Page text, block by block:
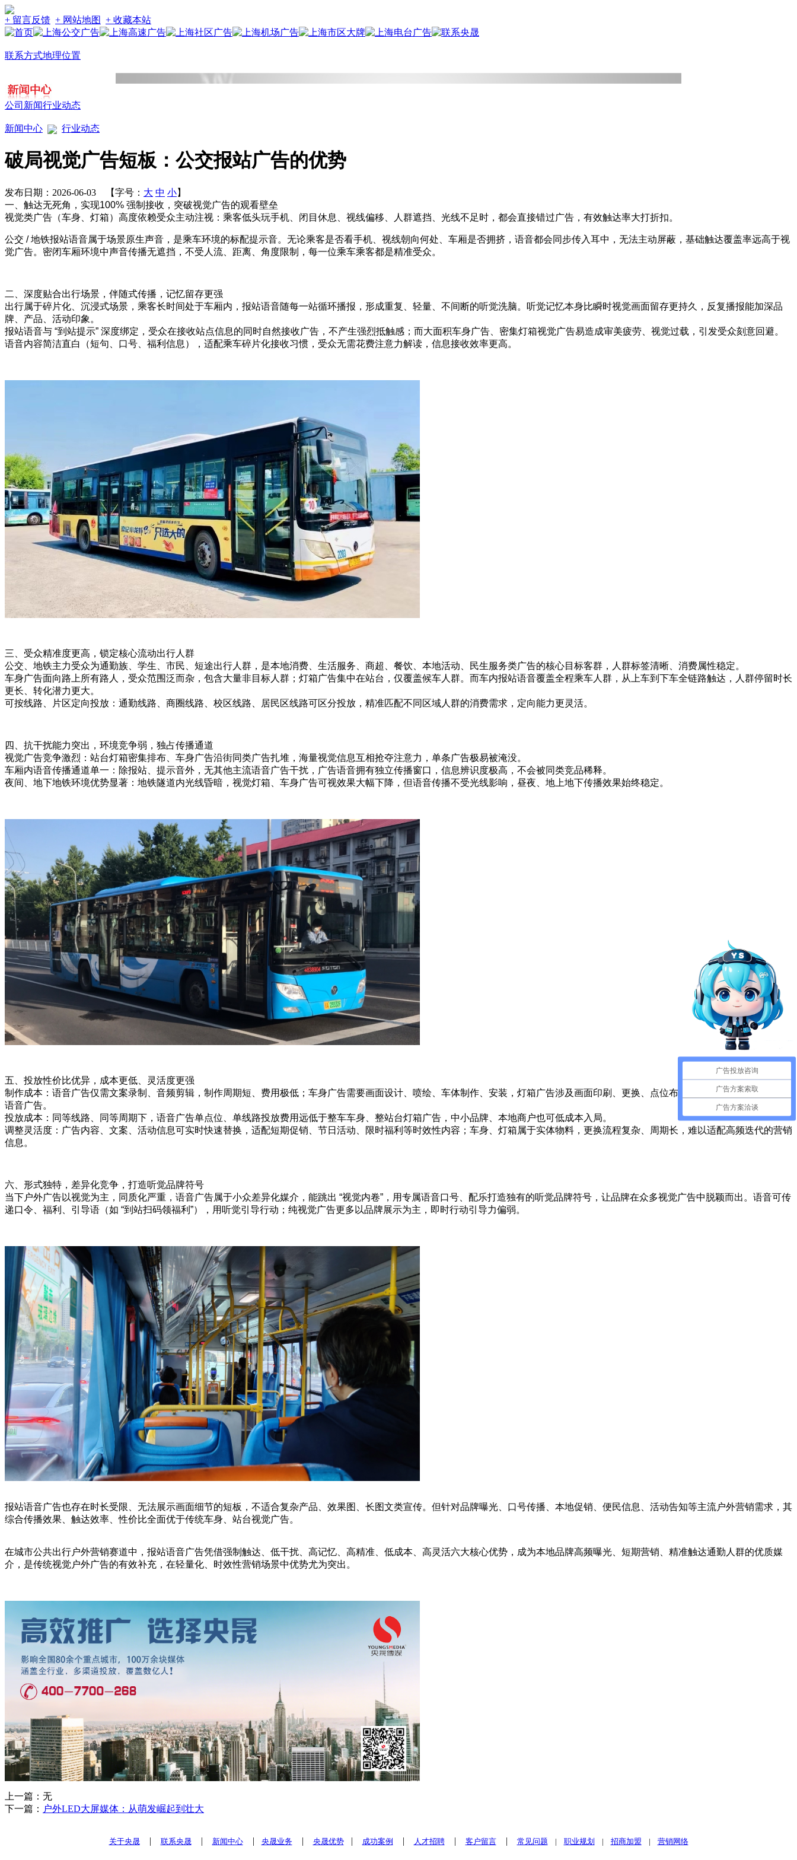
+ 留言反馈 + 网站地图 + 收藏本站
联系方式地理位置
公司新闻行业动态
新闻中心 行业动态
破局视觉广告短板：公交报站广告的优势
发布日期：2026-06-03 【字号： 大 中 小】
一、触达无死角，实现100% 强制接收，突破视觉广告的观看壁垒
视觉类广告（车身、灯箱）高度依赖受众主动注视：乘客低头玩手机、闭目休息、视线偏移、人群遮挡、光线不足时，都会直接错过广告，有效触达率大打折扣。
公交 / 地铁报站语音属于场景原生声音，是乘车环境的标配提示音。无论乘客是否看手机、视线朝向何处、车厢是否拥挤，语音都会同步传入耳中，无法主动屏蔽，基础触达覆盖率远高于视
觉广告。密闭车厢环境中声音传播无遮挡，不受人流、距离、角度限制，每一位乘车乘客都是精准受众。
二、深度贴合出行场景，伴随式传播，记忆留存更强
出行属于碎片化、沉浸式场景，乘客长时间处于车厢内，报站语音随每一站循环播报，形成重复、轻量、不间断的听觉洗脑。听觉记忆本身比瞬时视觉画面留存更持久，反复播报能加深品
牌、产品、活动印象。
报站语音与 “到站提示” 深度绑定，受众在接收站点信息的同时自然接收广告，不产生强烈抵触感；而大面积车身广告、密集灯箱视觉广告易造成审美疲劳、视觉过载，引发受众刻意回避。
语音内容简洁直白（短句、口号、福利信息），适配乘车碎片化接收习惯，受众无需花费注意力解读，信息接收效率更高。
三、受众精准度更高，锁定核心流动出行人群
公交、地铁主力受众为通勤族、学生、市民、短途出行人群，是本地消费、生活服务、商超、餐饮、本地活动、民生服务类广告的核心目标客群，人群标签清晰、消费属性稳定。
车身广告面向路上所有路人，受众范围泛而杂，包含大量非目标人群；灯箱广告集中在站台，仅覆盖候车人群。而车内报站语音覆盖全程乘车人群，从上车到下车全链路触达，人群停留时长
更长、转化潜力更大。
可按线路、片区定向投放：通勤线路、商圈线路、校区线路、居民区线路可区分投放，精准匹配不同区域人群的消费需求，定向能力更灵活。
四、抗干扰能力突出，环境竞争弱，独占传播通道
视觉广告竞争激烈：站台灯箱密集排布、车身广告沿街同类广告扎堆，海量视觉信息互相抢夺注意力，单条广告极易被淹没。
车厢内语音传播通道单一：除报站、提示音外，无其他主流语音广告干扰，广告语音拥有独立传播窗口，信息辨识度极高，不会被同类竞品稀释。
夜间、地下地铁环境优势显著：地铁隧道内光线昏暗，视觉灯箱、车身广告可视效果大幅下降，但语音传播不受光线影响，昼夜、地上地下传播效果始终稳定。
五、投放性价比优异，成本更低、灵活度更强
制作成本：语音广告仅需文案录制、音频剪辑，制作周期短、费用极低；车身广告需要画面设计、喷绘、车体制作、安装，灯箱广告涉及画面印刷、更换、点位布置，制作与落地成本远高于
语音广告。
投放成本：同等线路、同等周期下，语音广告单点位、单线路投放费用远低于整车车身、整站台灯箱广告，中小品牌、本地商户也可低成本入局。
调整灵活度：广告内容、文案、活动信息可实时快速替换，适配短期促销、节日活动、限时福利等时效性内容；车身、灯箱属于实体物料，更换流程复杂、周期长，难以适配高频迭代的营销
信息。
六、形式独特，差异化竞争，打造听觉品牌符号
当下户外广告以视觉为主，同质化严重，语音广告属于小众差异化媒介，能跳出 “视觉内卷”，用专属语音口号、配乐打造独有的听觉品牌符号，让品牌在众多视觉广告中脱颖而出。语音可传
递口令、福利、引导语（如 “到站扫码领福利”），用听觉引导行动；纯视觉广告更多以品牌展示为主，即时行动引导力偏弱。
报站语音广告也存在时长受限、无法展示画面细节的短板，不适合复杂产品、效果图、长图文类宣传。但针对品牌曝光、口号传播、本地促销、便民信息、活动告知等主流户外营销需求，其
综合传播效果、触达效率、性价比全面优于传统车身、站台视觉广告。
在城市公共出行户外营销赛道中，报站语音广告凭借强制触达、低干扰、高记忆、高精准、低成本、高灵活六大核心优势，成为本地品牌高频曝光、短期营销、精准触达通勤人群的优质媒
介，是传统视觉户外广告的有效补充，在轻量化、时效性营销场景中优势尤为突出。
上一篇：无
下一篇： 户外LED大屏媒体：从萌发崛起到壮大
关于央晟| 联系央晟| 新闻中心| 央晟业务| 央晟优势| 成功案例 | 人才招聘| 客户留言| 常见问题 | 职业规划 | 招商加盟 | 营销网络
广告投放咨询
广告方案索取
广告方案洽谈